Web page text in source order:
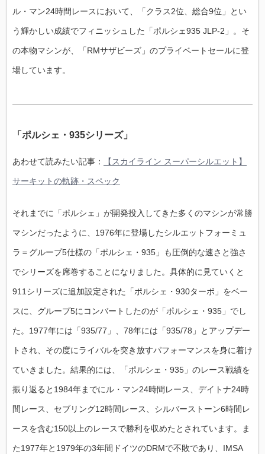
ル・マン24時間レースにおいて、「クラス2位、総合9位」とい
う輝かしい成績でフィニッシュした「ポルシェ935 JLP-2」。そ
の本物マシンが、「RMサザビーズ」のプライベートセールに登
場しています。
「ポルシェ・935シリーズ」
あわせて読みたい記事： 【スカイライン スーパーシルエット】
サーキットの軌跡・スペック
それまでに「ポルシェ」が開発投入してきた多くのマシンが常勝
マシンだったように、1976年に登場したシルエットフォーミュ
ラ＝グループ5仕様の「ポルシェ・935」も圧倒的な速さと強さ
でシリーズを席巻することになりました。具体的に見ていくと
911シリーズに追加設定された「ポルシェ・930ターボ」をベー
スに、グループ5にコンバートしたのが「ポルシェ・935」でし
た。1977年には「935/77」、78年には「935/78」とアップデー
トされ、その度にライバルを突き放すパフォーマンスを身に着け
ていきました。結果的には、「ポルシェ・935」のレース戦績を
振り返ると1984年までにル・マン24時間レース、デイトナ24時
間レース、セブリング12時間レース、シルバーストーン6時間レ
ースを含む150以上のレースで勝利を収めたとされています。ま
た1977年と1979年の3年間ドイツのDRMで不敗であり、IMSA